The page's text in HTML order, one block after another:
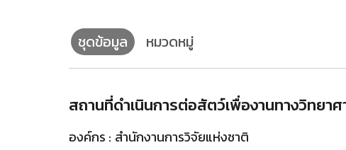
ชุดข้อมูล หมวดหมู่
สถานที่ดำเนินการต่อสัตว์เพื่องานทางวิทยา
องค์กร : สำนักงานการวิจัยแห่งชาติ